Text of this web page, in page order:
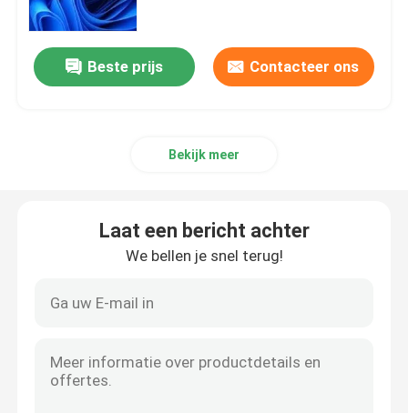
Office 2019-Beroeps plus
Vensters 11 Beroeps
Beste prijs Contacteer ons
Bekijk meer
Laat een bericht achter
We bellen je snel terug!